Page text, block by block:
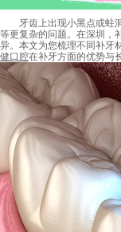
牙齿上出现小黑点或蛀洞
等更复杂的问题。在深圳，
异。本文为您梳理不同补牙
健口腔在补牙方面的优势与